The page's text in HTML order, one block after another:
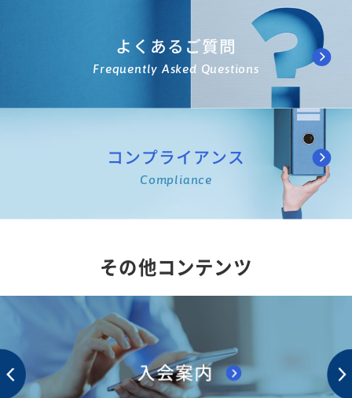
よくあるご質問
Frequently Asked Questions
コンプライアンス
Compliance
その他コンテンツ